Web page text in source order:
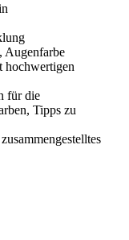
Augenfarbe
hochwertigen
für die
Tipps zu